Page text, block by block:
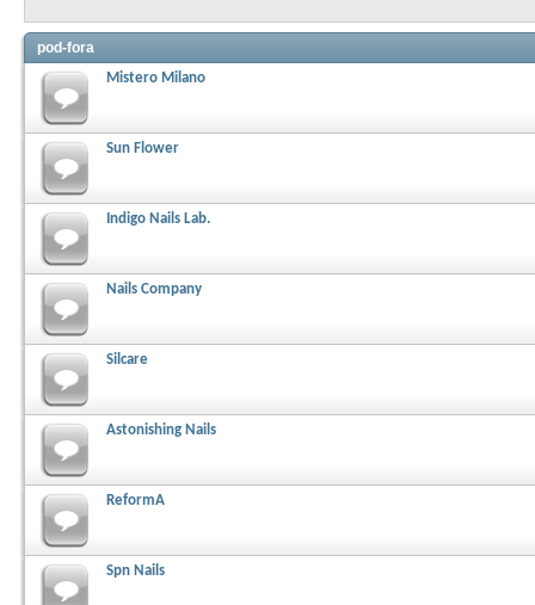
pod-fora
Mistero Milano
Sun Flower
Indigo Nails Lab.
Nails Company
Silcare
Astonishing Nails
ReformA
Spn Nails